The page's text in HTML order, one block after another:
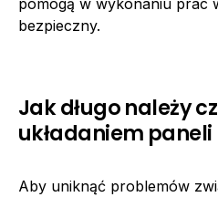
pomogą w wykonaniu prac
bezpieczny.
Jak długo należy
układaniem
Aby uniknąć problemów